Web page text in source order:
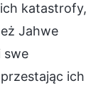
katastrofy,
Jahwe
swe
ich